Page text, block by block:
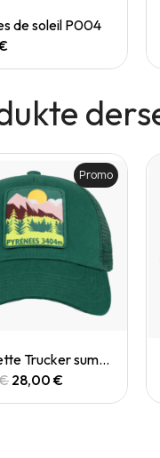
Quick View
de soleil P004
Quick View
Promo
Casquette Trucker summit pyrenées
28,00 €